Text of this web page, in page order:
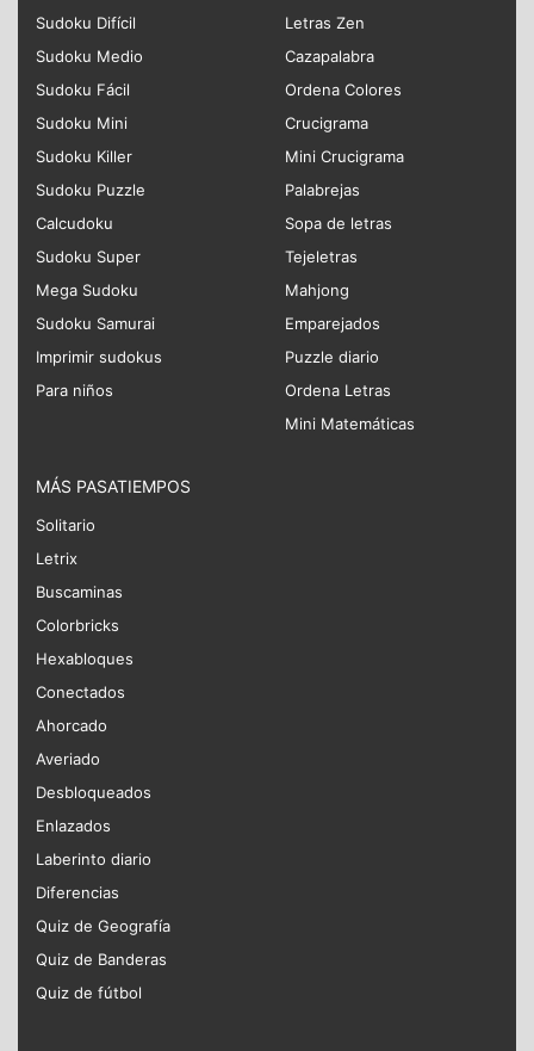
Sudoku Difícil
Sudoku Medio
Sudoku Fácil
Sudoku Mini
Sudoku Killer
Sudoku Puzzle
Calcudoku
Sudoku Super
Mega Sudoku
Sudoku Samurai
Imprimir sudokus
Para niños
Letras Zen
Cazapalabra
Ordena Colores
Crucigrama
Mini Crucigrama
Palabrejas
Sopa de letras
Tejeletras
Mahjong
Emparejados
Puzzle diario
Ordena Letras
Mini Matemáticas
MÁS PASATIEMPOS
Solitario
Letrix
Buscaminas
Colorbricks
Hexabloques
Conectados
Ahorcado
Averiado
Desbloqueados
Enlazados
Laberinto diario
Diferencias
Quiz de Geografía
Quiz de Banderas
Quiz de fútbol